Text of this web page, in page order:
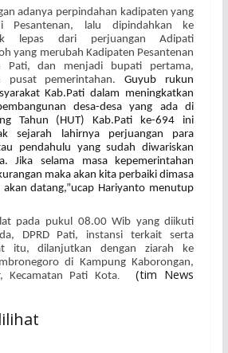
adanya perpindahan kadipaten yang
Pesantenan, lalu dipindahkan ke
lepas dari perjuangan Adipati
yang merubah Kadipaten Pesantenan
Pati, dan menjadi bupati pertama,
pusat pemerintahan.Guyub rukun
Kab.Pati dalam meningkatkan
desa-desa yang ada di
Tahun (HUT) Kab.Pati ke-694 ini
sejarah lahirnya perjuangan para
pendahulu yang sudah diwariskan
Jika selama masa kepemerintahan
maka akan kita perbaiki dimasa
datang,”ucap Hariyanto menutup
pada pukul 08.00 Wib yang diikuti
DPRD Pati, instansi terkait serta
itu, dilanjutkan dengan ziarah ke
di Kampung Kaborongan,
Kecamatan Pati Kota.
(tim News